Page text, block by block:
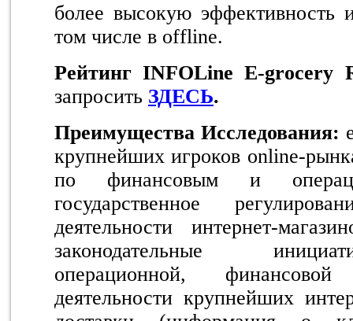
более высокую эффективность
том числе в offline.
РейтингINFOLine E-grocery
запросить ЗДЕСЬ.
Преимущества Исследования:
крупнейших игроков online-
по финансовым и
государственное
деятельности интернет-
законодательные
операционной,
деятельности крупнейших